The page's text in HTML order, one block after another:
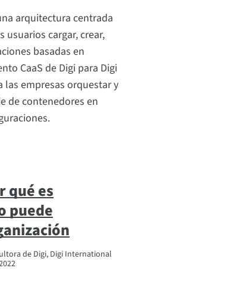
arquitectura centrada
usuarios cargar, crear,
basadas en
CaaS de Digi para Digi
las empresas orquestar y
de contenedores en
qué es
puede
de Digi, Digi International